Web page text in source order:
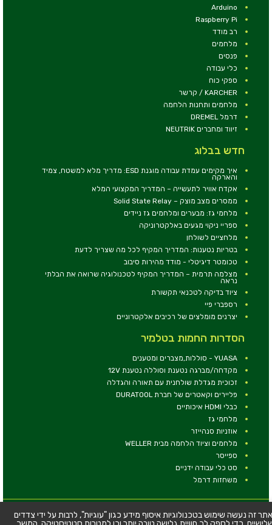
Arduino
Raspberry Pi
רב מודד
מלחמים
פנסים
כלי עבודה
ספקי כוח
KARCHER / קרשר
מלחמים ותחנות הלחמה
דרמל DREMEL
זיווד ומחברים NEUTRIK
חדש בבלוג
איך מקימים עמדת עבודה מוגנת ESD: מדריך מלא למשטח, צמיד
והארקה
אקדח אוויר לתעשייה – המדריך המקצועי המלא
ממסרים מצב מוצק – Solid State Relay
מלחמי גז: מבערים ומלחמים גז ניידים
ספריי ניקוי מגעים באלקטרוניקה
מלחציים לשולחן
בטריות נטענות: המדריך המקיף לכל מה שצריך לדעת
טכומטר דיגיטלי - מודד מהירות סיבוב
מצלמה תרמית – המדריך המקיף לטכנולוגיה שרואה את הבלתי
נראה
ציוד בדיקה לטכנאי תקשורת
רספברי פיי
יצרנים מומלצים של רכיבים אלקטרוניים
הסדרות החמות בטלמיר
YUASA - סוללות,מצברים ומטענים
מקדחה/מברגה נטענת וסוללה נטענת 12V
זכוכית מגדלת שולחנית עם תאורה והגדלה
פליירים וקאטרים של חברת DURATOOL
כבלי HDMI איכותיים
מלחמי גז
אוזניות סנהייזר
מלחמים וציוד הלחמה מבית WELLER
ספייסר
סט כלי עבודה ידניים
משחזות דרמל
© כל הזכויות שמורות - טלמיר אלקטרוניקה בע''מ
כתובת: דרך העצמאות 63, חיפה
זה נעשה שימוש בטכנולוגיות איסוף מידע כגון "עוגיות", לרבות על ידי צדדים